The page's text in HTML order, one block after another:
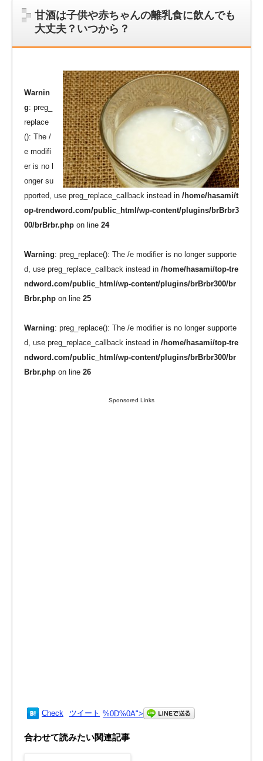
甘酒は子供や赤ちゃんの離乳食に飲んでも
大丈夫？いつから？
Warnin
g: preg_
replace
(): The /
e modifi
er is no l
onger su
pported, use preg_replace_callback instead in /home/hasami/t
op-trendword.com/public_html/wp-content/plugins/brBrbr3
00/brBrbr.php on line 24
Warning: preg_replace(): The /e modifier is no longer supporte
d, use preg_replace_callback instead in /home/hasami/top-tre
ndword.com/public_html/wp-content/plugins/brBrbr300/br
Brbr.php on line 25
Warning: preg_replace(): The /e modifier is no longer supporte
d, use preg_replace_callback instead in /home/hasami/top-tre
ndword.com/public_html/wp-content/plugins/brBrbr300/br
Brbr.php on line 26
Sponsored Links
Check ツイート %0D%0A">
合わせて読みたい関連記事